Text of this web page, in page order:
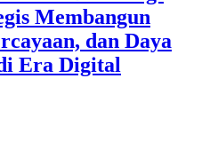
Membangun
dan Daya
Era Digital